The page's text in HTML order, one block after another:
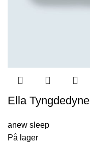
Ella Tyngdedyne
anew sleep
På lager